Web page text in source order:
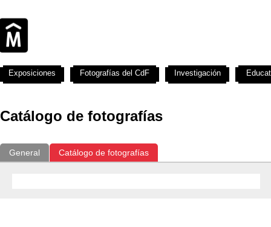
Catálogo de fotografías
General Catálogo de fotografías
Exposiciones Fotografías del CdF Investigación